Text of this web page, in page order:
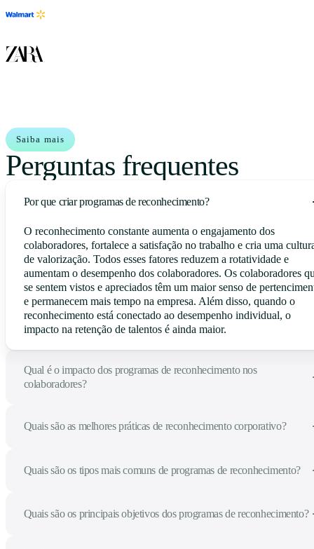
Saiba mais
Perguntas frequentes
Por que criar programas de reconhecimento?
O reconhecimento constante aumenta o engajamento dos
colaboradores, fortalece a satisfação no trabalho e cria uma
de valorização. Todos esses fatores reduzem a rotatividade e
aumentam o desempenho dos colaboradores. Os colaboradores
se sentem vistos e apreciados têm um maior senso de
e permanecem mais tempo na empresa. Além disso, quando o
reconhecimento está conectado ao desempenho individual, o
impacto na retenção de talentos é ainda maior.
Qual é o impacto dos programas de reconhecimento nos
colaboradores?
Quais são as melhores práticas de reconhecimento corporativo?
Quais são os tipos mais comuns de programas de reconhecimento?
Quais são os principais objetivos dos programas de reconhecimento?